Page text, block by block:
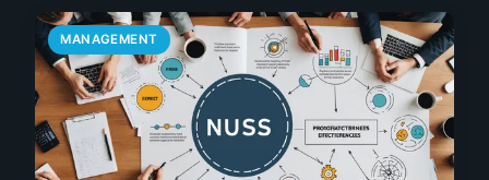
MANAGEMENT